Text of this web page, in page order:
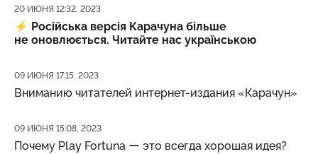
Дата публикации
20 ИЮНЯ 12:32, 2023
⚡️ Російська версія Карачуна більше
не оновлюється. Читайте нас українською
Дата публикации
09 ИЮНЯ 17:15, 2023
Вниманию читателей интернет-издания «Карачун»
Дата публикации
09 ИЮНЯ 15:08, 2023
Почему Play Fortuna ー это всегда хорошая идея?